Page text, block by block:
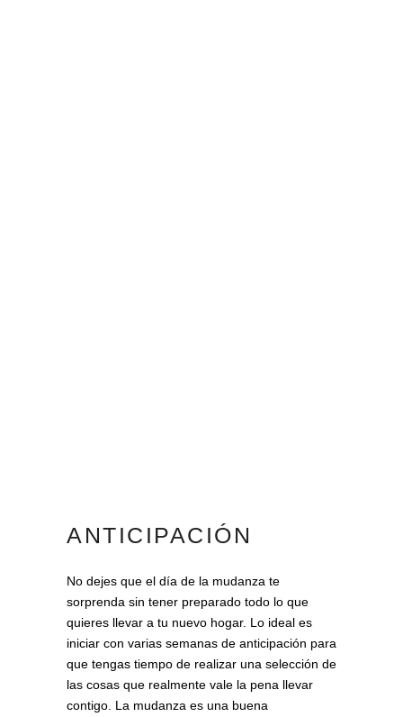
ANTICIPACIÓN
No dejes que el día de la mudanza te
sorprenda sin tener preparado todo lo que
quieres llevar a tu nuevo hogar. Lo ideal es
iniciar con varias semanas de anticipación para
que tengas tiempo de realizar una selección de
las cosas que realmente vale la pena llevar
contigo. La mudanza es una buena